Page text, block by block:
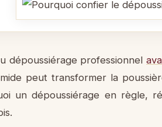
dépoussiérage professionnel
peut transformer la
un dépoussiérage en règle,